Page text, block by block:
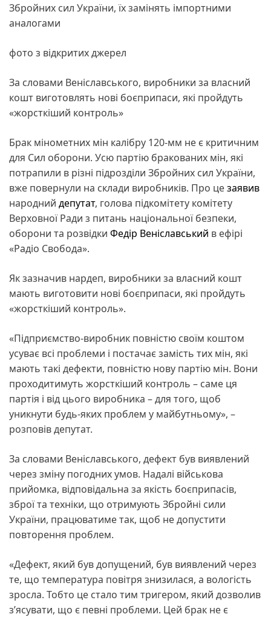
Збройних сил України, їх замінять імпортними
аналогами
фото з відкритих джерел
За словами Веніславського, виробники за власний
кошт виготовлять нові боєприпаси, які пройдуть
«жорсткіший контроль»
Брак мінометних мін калібру 120-мм не є критичним
для Сил оборони. Усю партію бракованих мін, які
потрапили в різні підрозділи Збройних сил України,
вже повернули на склади виробників. Про цезаявив
народний депутат, голова підкомітету комітету
Верховної Ради з питань національної безпеки,
оборони та розвідки Федір Веніславський в ефірі
«Радіо Свобода».
Як зазначив нардеп, виробники за власний кошт
мають виготовити нові боєприпаси, які пройдуть
«жорсткіший контроль».
«Підприємство-виробник повністю своїм коштом
усуває всі проблеми і постачає замість тих мін, які
мають такі дефекти, повністю нову партію мін. Вони
проходитимуть жорсткіший контроль – саме ця
партія і від цього виробника – для того, щоб
уникнути будь-яких проблем у майбутньому», –
розповів депутат.
За словами Веніславського, дефект був виявлений
через зміну погодних умов. Надалі військова
прийомка, відповідальна за якість боєприпасів,
зброї та техніки, що отримують Збройні сили
України, працюватиме так, щоб не допустити
повторення проблем.
«Дефект, який був допущений, був виявлений через
те, що температура повітря знизилася, а вологість
зросла. Тобто це стало тим тригером, який дозволив
з’ясувати, що є певні проблеми. Цей брак не є